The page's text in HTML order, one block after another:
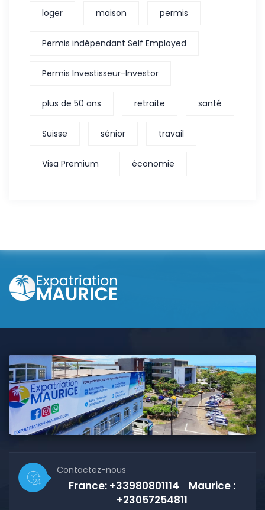
loger maison permis
Permis indépendant Self Employed
Permis Investisseur-Investor
plus de 50 ans retraite santé
Suisse sénior travail
Visa Premium économie
Contactez-nous
France: +33980801114 Maurice :
+23057254811